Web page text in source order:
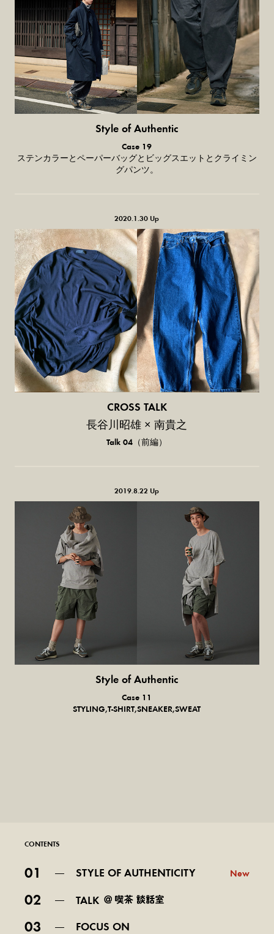
Style of Authentic
普通の服、普通のスタイル。
Case 19
ステンカラーとペーパーバッグとビッグスエットとクライミン
グパンツ。
2020.1.30 Up
CROSS TALK
長谷川昭雄 × 南貴之
Talk 04（前編）
2019.8.22 Up
Style of Authentic
普通の服、普通のスタイル。
Case 11
STYLING,T-SHIRT,SNEAKER,SWEAT
CONTENTS
01 STYLE OF AUTHENTICITY New
02 TALK
03 FOCUS ON